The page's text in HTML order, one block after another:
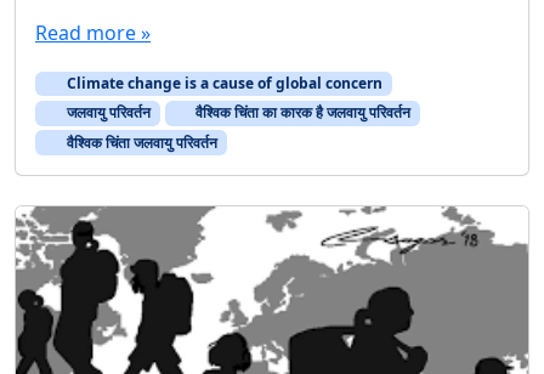
Read more »
Climate change is a cause of global concern
जलवायु परिवर्तन
वैश्विक चिंता का कारक है जलवायु परिवर्तन
वैश्विक चिंता जलवायु परिवर्तन